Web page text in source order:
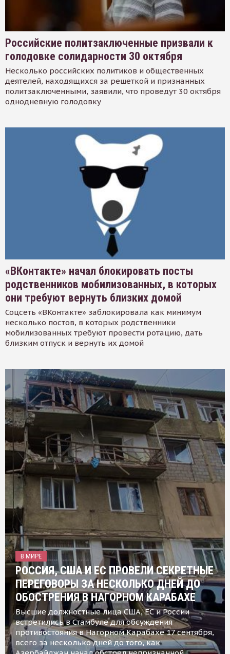
Российские политзаключенные призвали к
голодовке солидарности 30 октября
Несколько российских политиков и общественных
деятелей, находящихся за решеткой и признанных
политзаключенными, заявили, что проведут 30 октября
однодневную голодовку
«ВКонтакте» начал блокировать посты
родственников мобилизованных, в которых
они требуют вернуть близких домой
Соцсеть «ВКонтакте» заблокировала как минимум
несколько постов, в которых родственники
мобилизованных требуют провести ротацию, дать
близким отпуск и вернуть их домой
В МИРЕ
РОССИЯ, США И ЕС ПРОВЕЛИ СЕКРЕТНЫЕ
ПЕРЕГОВОРЫ ЗА НЕСКОЛЬКО ДНЕЙ ДО
ОБОСТРЕНИЯ В НАГОРНОМ КАРАБАХЕ
Высшие должностные лица США, ЕС и России
встретились в Стамбуле для обсуждения
противостояния в Нагорном Карабахе 17 сентября,
всего за несколько дней до того, как